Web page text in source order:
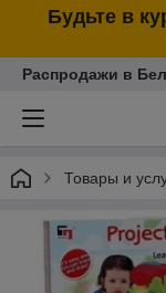
Будьте в
Распродажи в
Товары и